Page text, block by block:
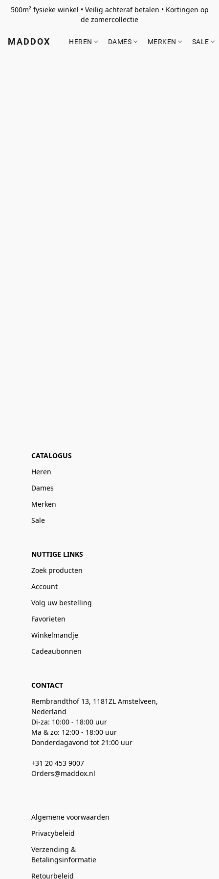
500m² fysieke winkel • Veilig achteraf betalen • Kortingen op
de zomercollectie
MADDOX HEREN DAMES MERKEN SALE
CATALOGUS
Heren
Dames
Merken
Sale
NUTTIGE LINKS
Zoek producten
Account
Volg uw bestelling
Favorieten
Winkelmandje
Cadeaubonnen
CONTACT
Rembrandthof 13, 1181ZL Amstelveen,
Nederland
Di-za: 10:00 - 18:00 uur
Ma & zo: 12:00 - 18:00 uur
Donderdagavond tot 21:00 uur
+31 20 453 9007
Orders@maddox.nl
Algemene voorwaarden
Privacybeleid
Verzending &
Betalingsinformatie
Retourbeleid